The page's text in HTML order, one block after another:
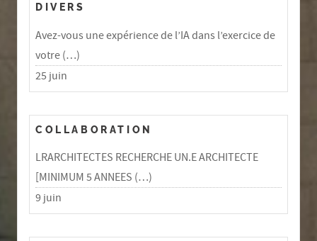
DIVERS
Avez-vous une expérience de l’IA dans l’exercice de
votre (…)
25 juin
COLLABORATION
LRARCHITECTES RECHERCHE UN.E ARCHITECTE
[MINIMUM 5 ANNEES (…)
9 juin